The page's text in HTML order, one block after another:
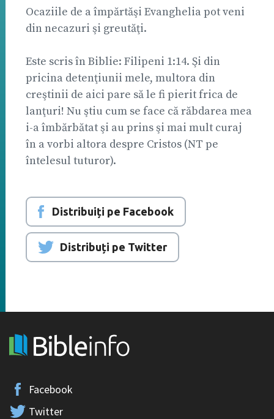
Ocaziile de a împărtăşi Evanghelia pot veni
din necazuri şi greutăţi.
Este scris în Biblie: Filipeni 1:14. Şi din
pricina detenţiunii mele, multora din
creştinii de aici pare să le fi pierit frica de
lanţuri! Nu ştiu cum se face că răbdarea mea
i-a îmbărbătat şi au prins şi mai mult curaj
în a vorbi altora despre Cristos (NT pe
întelesul tuturor).
Distribuiți pe Facebook
Distribuți pe Twitter
Facebook
Twitter